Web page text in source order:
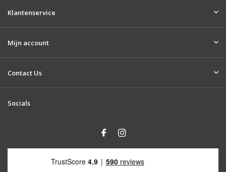
Klantenservice
Mijn account
Contact Us
Socials